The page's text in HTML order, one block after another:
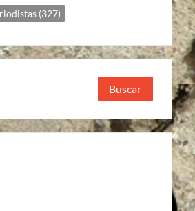
(327)
Buscar: